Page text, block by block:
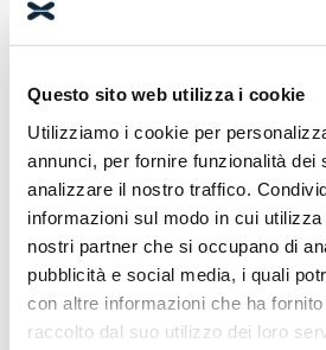
Questo sito web utilizza i cookie
Utilizziamo i cookie per
annunci, per fornire funzionalità dei
analizzare il nostro traffico.
informazioni sul modo in cui
nostri partner che si occupano di
pubblicità e social media, i quali
con altre informazioni che ha
raccolto dal suo utilizzo dei loro